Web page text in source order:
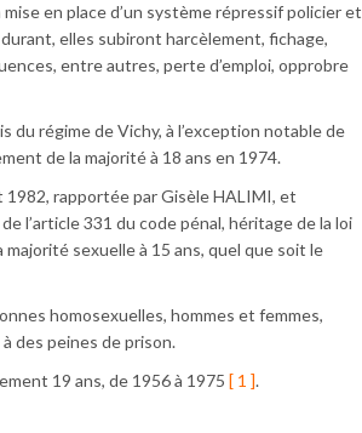
en place d’un système répressif policier et
elles subiront harcèlement, fichage,
entre autres, perte d’emploi, opprobre
du régime de Vichy, à l’exception notable de
de la majorité à 18 ans en 1974.
1982, rapportée par Gisèle HALIMI, et
l’article 331 du code pénal, héritage de la loi
sexuelle à 15 ans, quel que soit le
homosexuelles, hommes et femmes,
des peines de prison.
19 ans, de 1956 à 1975 [ 1 ].